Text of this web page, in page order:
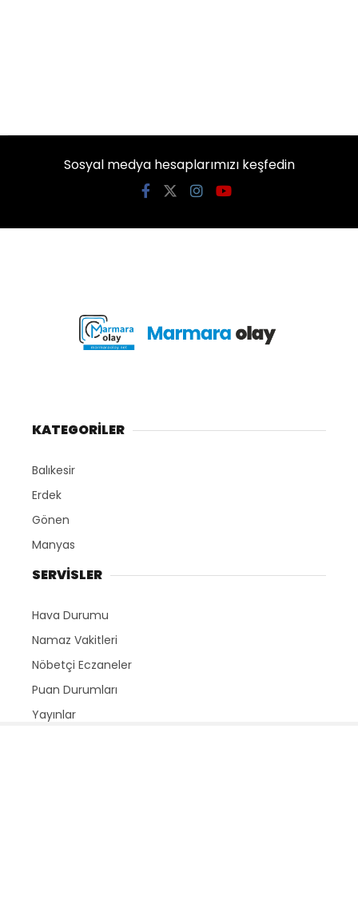
Sosyal medya hesaplarımızı keşfedin
KATEGORİLER
Balıkesir
Erdek
Gönen
Manyas
SERVİSLER
Hava Durumu
Namaz Vakitleri
Nöbetçi Eczaneler
Puan Durumları
Yayınlar